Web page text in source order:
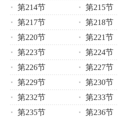
第214节
第215节
第217节
第218节
第220节
第221节
第223节
第224节
第226节
第227节
第229节
第230节
第232节
第233节
第235节
第236节